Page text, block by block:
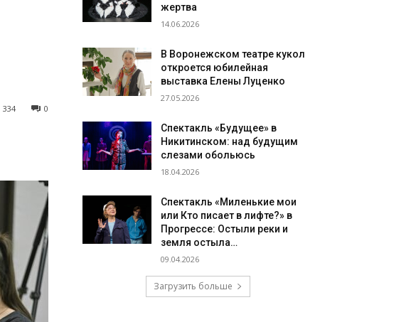
0
334
жертва
14.06.2026
В Воронежском театре кукол
откроется юбилейная
выставка Елены Луценко
27.05.2026
Спектакль «Будущее» в
Никитинском: над будущим
слезами обольюсь
18.04.2026
Спектакль «Миленькие мои
или Кто писает в лифте?» в
Прогрессе: Остыли реки и
земля остыла…
09.04.2026
Загрузить больше